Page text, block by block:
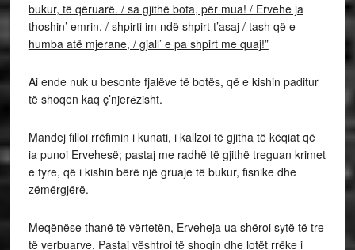
bukur, të qëruarë. / sa gjithë bota, për mua! / Ervehe ja
thoshin’ emrin, / shpirti im ndë shpirt t’asaj / tash që e
humba atë mjerane, / gjall’ e pa shpirt me quaj!”
Ai ende nuk u besonte fjalëve të botës, që e kishin paditur
të shoqen kaq ç’njerёzisht.
Mandej filloi rrëfimin i kunati, i kallzoi të gjitha të këqiat që
ia punoi Ervehesë; pastaj me radhë të gjithë treguan krimet
e tyre, që i kishin bërë një gruaje të bukur, fisnike dhe
zëmërgjërë.
Meqënëse thanë të vërtetën, Erveheja ua shëroi sytë të tre
të verbuarve. Pastaj vështroi të shoqin dhe lotët rrëke i